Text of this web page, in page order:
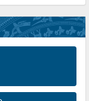
tài sản công